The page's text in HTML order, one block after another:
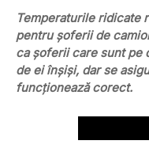
Temperaturile ridicate
pentru șoferii de
ca șoferii care sunt pe
de ei înșiși, dar se
funcționează corect.